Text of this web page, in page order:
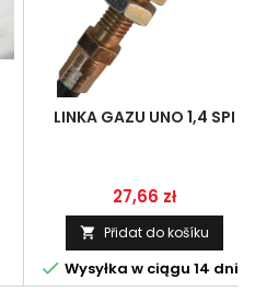
LINKA GAZU UNO 1,4 SPI
Cena
27,66 zł
 Přidat do košíku
 Wysyłka w ciągu 14 dni